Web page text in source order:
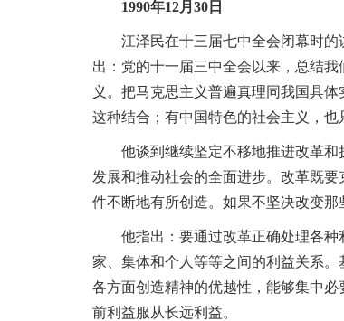
1990年12月30日
江泽民在十三届七中全会闭幕时的
出：党的十一届三中全会以来，总结
义。把马克思主义普遍真理同我国具
这种结合；有中国特色的社会主义，也
他谈到继续坚定不移地推进改革和
发展和推动社会的全面进步。改革既
件不断地有所创造。如果不坚决改变
他指出：要通过改革正确处理各种
家、集体和个人等等之间的利益关系
各方面创造精神的优越性，能够集中
前利益服从长远利益。